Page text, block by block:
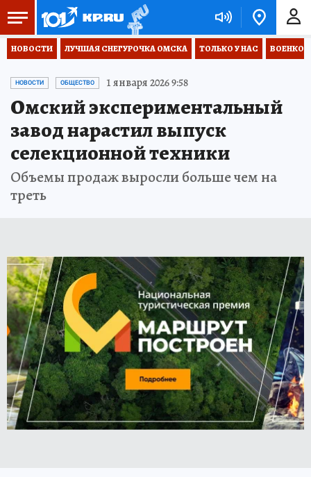
НОВОСТИ ЛУЧШАЯ СНЕГУРОЧКА ОМСКА ТОЛЬКО У НАС
НОВОСТИ ОБЩЕСТВО 1 января 2026 9:58
Омский экспериментальный
завод нарастил выпуск
селекционной техники
Объемы продаж выросли больше чем на
треть